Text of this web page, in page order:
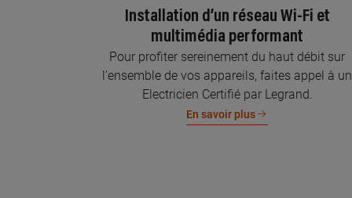
Installation d’un réseau Wi-Fi et
multimédia performant
Pour profiter sereinement du haut débit sur
l’ensemble de vos appareils, faites appel à un
Electricien Certifié par Legrand.
En savoir plus